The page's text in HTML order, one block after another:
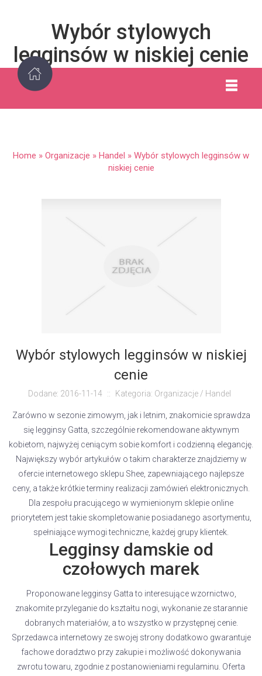
Wybór stylowych
legginsów w niskiej cenie
Home » Organizacje » Handel » Wybór stylowych legginsów w
niskiej cenie
Wybór stylowych legginsów w niskiej
cenie
Dodane: 2016-11-14 :: Kategoria: Organizacje / Handel
Zarówno w sezonie zimowym, jak i letnim, znakomicie sprawdza
się legginsy Gatta, szczególnie rekomendowane aktywnym
kobietom, najwyżej ceniącym sobie komfort i codzienną elegancję.
Największy wybór artykułów o takim charakterze znajdziemy w
ofercie internetowego sklepu Shee, zapewniającego najlepsze
ceny, a także krótkie terminy realizacji zamówień elektronicznych.
Dla zespołu pracującego w wymienionym sklepie online
priorytetem jest takie skompletowanie posiadanego asortymentu,
spełniające wymogi techniczne, każdej grupy klientek.
Legginsy damskie od
czołowych marek
Proponowane legginsy Gatta to interesujące wzornictwo,
znakomite przyleganie do kształtu nogi, wykonanie ze starannie
dobranych materiałów, a to wszystko w przystępnej cenie.
Sprzedawca internetowy ze swojej strony dodatkowo gwarantuje
fachowe doradztwo przy zakupie i możliwość dokonywania
zwrotu towaru, zgodnie z postanowieniami regulaminu. Oferta